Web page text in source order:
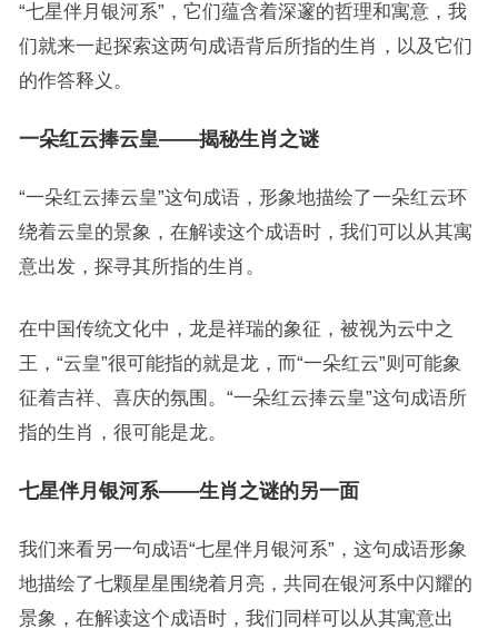
“七星伴月银河系”，它们蕴含着深邃的哲理和寓意，我
们就来一起探索这两句成语背后所指的生肖，以及它们
的作答释义。
一朵红云捧云皇——揭秘生肖之谜
“一朵红云捧云皇”这句成语，形象地描绘了一朵红云环
绕着云皇的景象，在解读这个成语时，我们可以从其寓
意出发，探寻其所指的生肖。
在中国传统文化中，龙是祥瑞的象征，被视为云中之
王，“云皇”很可能指的就是龙，而“一朵红云”则可能象
征着吉祥、喜庆的氛围。“一朵红云捧云皇”这句成语所
指的生肖，很可能是龙。
七星伴月银河系——生肖之谜的另一面
我们来看另一句成语“七星伴月银河系”，这句成语形象
地描绘了七颗星星围绕着月亮，共同在银河系中闪耀的
景象，在解读这个成语时，我们同样可以从其寓意出